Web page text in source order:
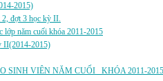
2015)
2, đợt 3 học kỳ II.
lớp năm cuối khóa 2011-2015
II(2014-2015)
SINH VIÊN NĂM CUỐI _KHÓA 2011-